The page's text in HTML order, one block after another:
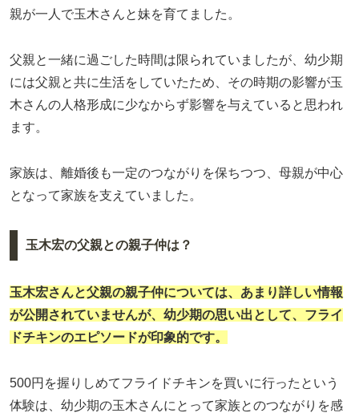
親が一人で玉木さんと妹を育てました。
父親と一緒に過ごした時間は限られていましたが、幼少期
には父親と共に生活をしていたため、その時期の影響が玉
木さんの人格形成に少なからず影響を与えていると思われ
ます。
家族は、離婚後も一定のつながりを保ちつつ、母親が中心
となって家族を支えていました。
玉木宏の父親との親子仲は？
玉木宏さんと父親の親子仲については、あまり詳しい情報
が公開されていませんが、幼少期の思い出として、フライ
ドチキンのエピソードが印象的です。
500円を握りしめてフライドチキンを買いに行ったという
体験は、幼少期の玉木さんにとって家族とのつながりを感